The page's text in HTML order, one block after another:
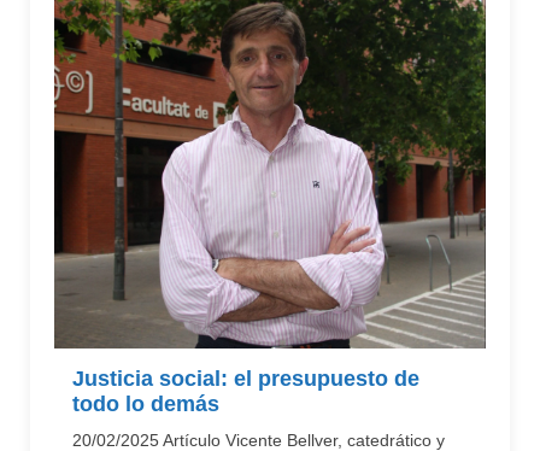
Justicia social: el presupuesto de
todo lo demás
20/02/2025 Artículo Vicente Bellver, catedrático y